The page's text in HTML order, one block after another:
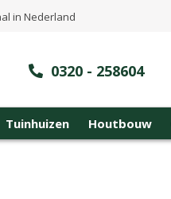
in Nederland
0320 - 258604
Tuinhuizen Houtbouw